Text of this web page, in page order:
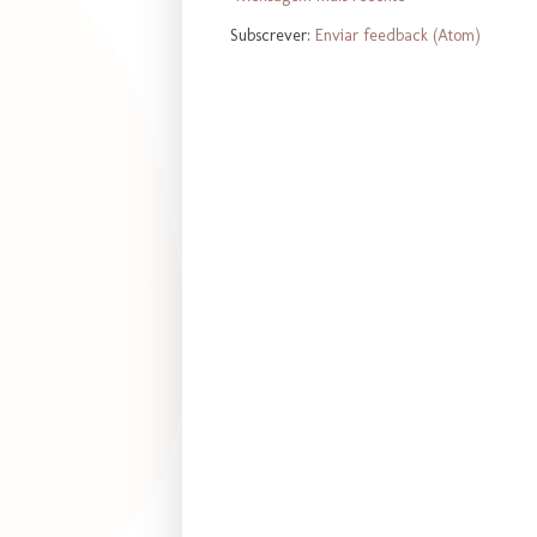
Subscrever: Enviar feedback (Atom)